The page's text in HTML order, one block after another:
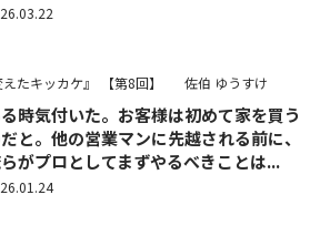
たキッカケ』 【第8回】 佐伯 ゆうすけ
時気付いた。お客様は初めて家を買う
と。他の営業マンに先越される前に、
がプロとしてまずやるべきことは...